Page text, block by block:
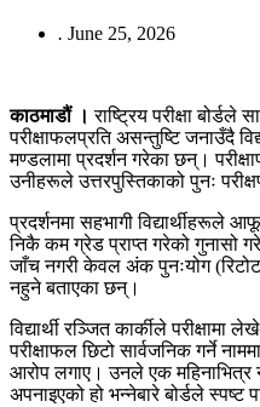
. June 25, 2026
काठमाडौं । राष्ट्रिय परीक्षा
परीक्षाफलप्रति असन्तुष्टि जनाउँदै
मण्डलामा प्रदर्शन गरेका छन्।
उनीहरूले उत्तरपुस्तिकाको पुनः
प्रदर्शनमा सहभागी विद्यार्थीहरूले
निकै कम ग्रेड प्राप्त गरेको गुनासो
जाँच नगरी केवल अंक पुनःयोग
नहुने बताएका छन्।
विद्यार्थी रञ्जित कार्कीले
परीक्षाफल छिटो सार्वजनिक गर्ने
आरोप लगाए। उनले एक महिनाभित्र
अपनाइएको हो भन्नेबारे बोर्डले स्पष्ट